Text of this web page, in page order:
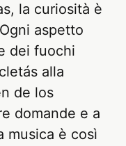
la curiosità è
aspetto
dei fuochi
alla
de los
domande e a
musica è così